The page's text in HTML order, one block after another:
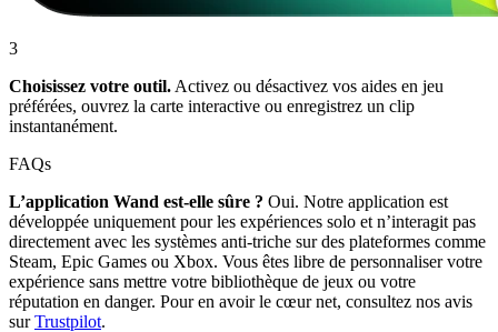
3
Choisissez votre outil. Activez ou désactivez vos aides en jeu
préférées, ouvrez la carte interactive ou enregistrez un clip
instantanément.
FAQs
L’application Wand est-elle sûre ? Oui. Notre application est
développée uniquement pour les expériences solo et n’interagit pas
directement avec les systèmes anti-triche sur des plateformes comme
Steam, Epic Games ou Xbox. Vous êtes libre de personnaliser votre
expérience sans mettre votre bibliothèque de jeux ou votre
réputation en danger. Pour en avoir le cœur net, consultez nos avis
surTrustpilot.